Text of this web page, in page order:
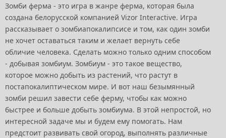
Зомби ферма - это игра в жанре ферма, которая была
создана белорусской компанией Vizor Interactive. Игра
рассказывает о зомбиапокалипсисе и том, как один зомби
не хочет оставаться таким и желает вернуть себе
обличие человека. Сделать можно только одним способом
- добывая зомбиум. Зомбиум - это такое вещество,
которое можно добыть из растений, что растут в
постапокалиптическом мире. И вот наш безымянный
зомби решил завести себе ферму, чтобы как можно
быстрее и больше добыть зомбиума. В этой непростой, но
интересной задаче мы и будем ему помогать. Нам
предстоит развивать свой огород, выполнять различные